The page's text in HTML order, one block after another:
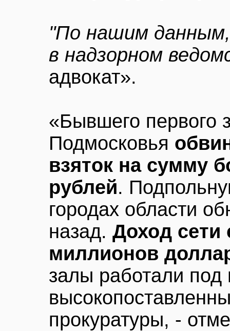
"По нашим данным,
в надзорном
адвокат».
«Бывшего первого
Подмосковья
взяток на сумму
рублей.
городах области
назад. Доход сети
миллионов
залы работали под
прокуратуры, -